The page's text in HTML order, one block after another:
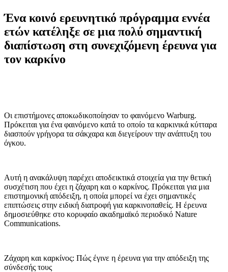
Ένα κοινό ερευνητικό πρόγραμμα εννέα
ετών κατέληξε σε μια πολύ σημαντική
διαπίστωση στη συνεχιζόμενη έρευνα για
τον καρκίνο
Οι επιστήμονες αποκωδικοποίησαν το φαινόμενο Warburg.
Πρόκειται για ένα φαινόμενο κατά το οποίο τα καρκινικά κύτταρα
διασπούν γρήγορα τα σάκχαρα και διεγείρουν την ανάπτυξη του
όγκου.
Αυτή η ανακάλυψη παρέχει αποδεικτικά στοιχεία για την θετική
συσχέτιση που έχει η ζάχαρη και ο καρκίνος. Πρόκειται για μια
επιστημονική απόδειξη, η οποία μπορεί να έχει σημαντικές
επιπτώσεις στην ειδική διατροφή για καρκινοπαθείς. Η έρευνα
δημοσιεύθηκε στο κορυφαίο ακαδημαϊκό περιοδικό Nature
Communications.
Ζάχαρη και καρκίνος: Πώς έγινε η έρευνα για την απόδειξη της
σύνδεσής τους